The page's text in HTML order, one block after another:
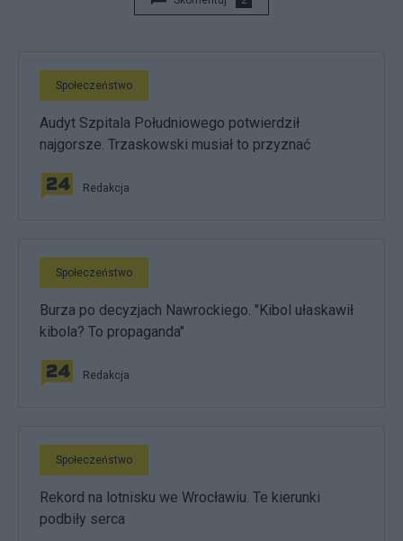
Społeczeństwo
Audyt Szpitala Południowego potwierdził
najgorsze. Trzaskowski musiał to przyznać
Redakcja
Społeczeństwo
Burza po decyzjach Nawrockiego. "Kibol ułaskawił
kibola? To propaganda"
Redakcja
Społeczeństwo
Rekord na lotnisku we Wrocławiu. Te kierunki
podbiły serca